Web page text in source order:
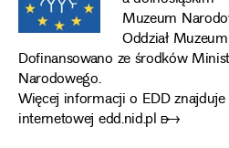
Muzeum
Oddział
Dofinansowano ze środków
Narodowego.
Więcej informacji o EDD
internetowejedd.nid.pl ➸